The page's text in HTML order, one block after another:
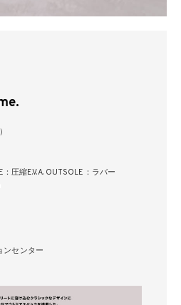
圧縮E.V.A. OUTSOLE：ラバー
ンセンター